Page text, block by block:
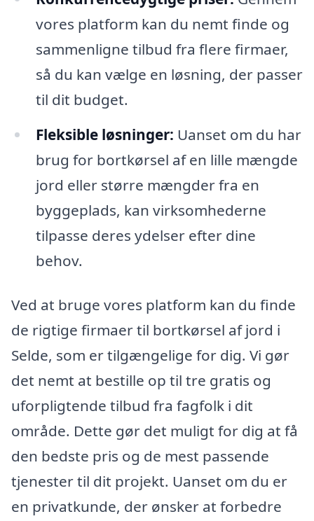
vores platform kan du nemt finde og
sammenligne tilbud fra flere firmaer,
så du kan vælge en løsning, der passer
til dit budget.
Fleksible løsninger: Uanset om du har
brug for bortkørsel af en lille mængde
jord eller større mængder fra en
byggeplads, kan virksomhederne
tilpasse deres ydelser efter dine
behov.
Ved at bruge vores platform kan du finde
de rigtige firmaer til bortkørsel af jord i
Selde, som er tilgængelige for dig. Vi gør
det nemt at bestille op til tre gratis og
uforpligtende tilbud fra fagfolk i dit
område. Dette gør det muligt for dig at få
den bedste pris og de mest passende
tjenester til dit projekt. Uanset om du er
en privatkunde, der ønsker at forbedre